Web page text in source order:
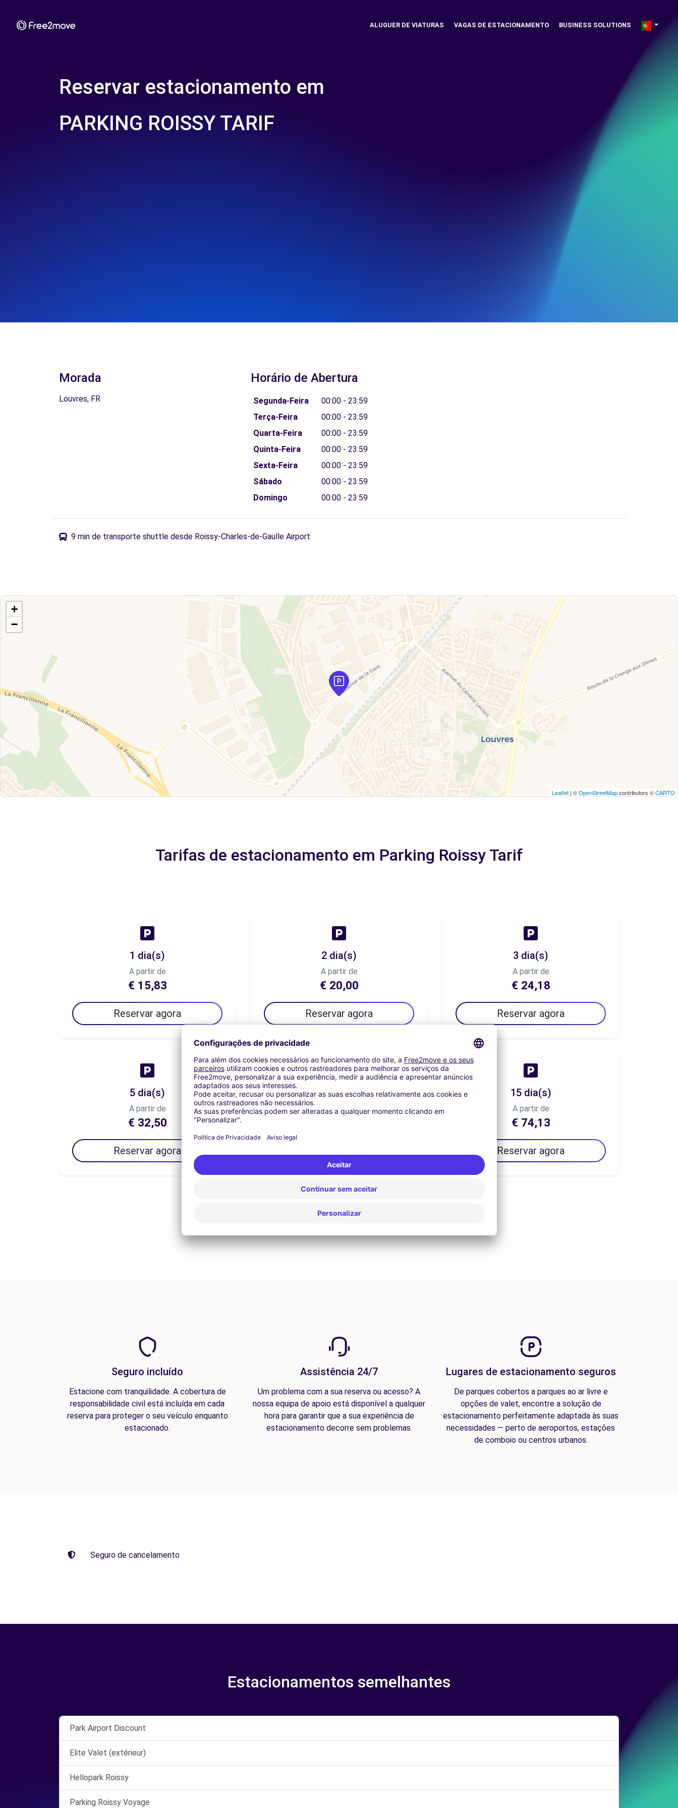
ALUGUER DE VIATURAS VAGAS DE ESTACIONAMENTO BUSINESS SOLUTIONS
Reservar estacionamento em
PARKING ROISSY TARIF
Morada
Louvres, FR
Horário de Abertura
Segunda-Feira
00:00 - 23:59
Terça-Feira
00:00 - 23:59
Quarta-Feira
00:00 - 23:59
Quinta-Feira
00:00 - 23:59
Sexta-Feira
00:00 - 23:59
Sábado
00:00 - 23:59
Domingo
00:00 - 23:59
9 min de transporte shuttle desde Roissy-Charles-de-Gaulle Airport
+
−
Leaflet | ©OpenStreetMapcontributors ©CARTO
Tarifas de estacionamento em Parking Roissy Tarif
1 dia(s)
A partir de
€ 15,83
Reservar agora
2 dia(s)
A partir de
€ 20,00
Reservar agora
3 dia(s)
A partir de
€ 24,18
Reservar agora
5 dia(s)
A partir de
€ 32,50
Reservar agora
7 dia(s)
A partir de
15 dia(s)
A partir de
€ 74,13
Reservar agora
Seguro incluído
Estacione com tranquilidade. A cobertura de
responsabilidade civil está incluída em cada
reserva para proteger o seu veículo enquanto
estacionado.
Assistência 24/7
Um problema com a sua reserva ou acesso? A
nossa equipa de apoio está disponível a qualquer
hora para garantir que a sua experiência de
estacionamento decorre sem problemas.
Lugares de estacionamento seguros
De parques cobertos a parques ao ar livre e
opções de valet, encontre a solução de
estacionamento perfeitamente adaptada às suas
necessidades — perto de aeroportos, estações
de comboio ou centros urbanos.
Seguro de cancelamento
Estacionamentos semelhantes
Park Airport Discount
Elite Valet (extérieur)
Hellopark Roissy
Parking Roissy Voyage